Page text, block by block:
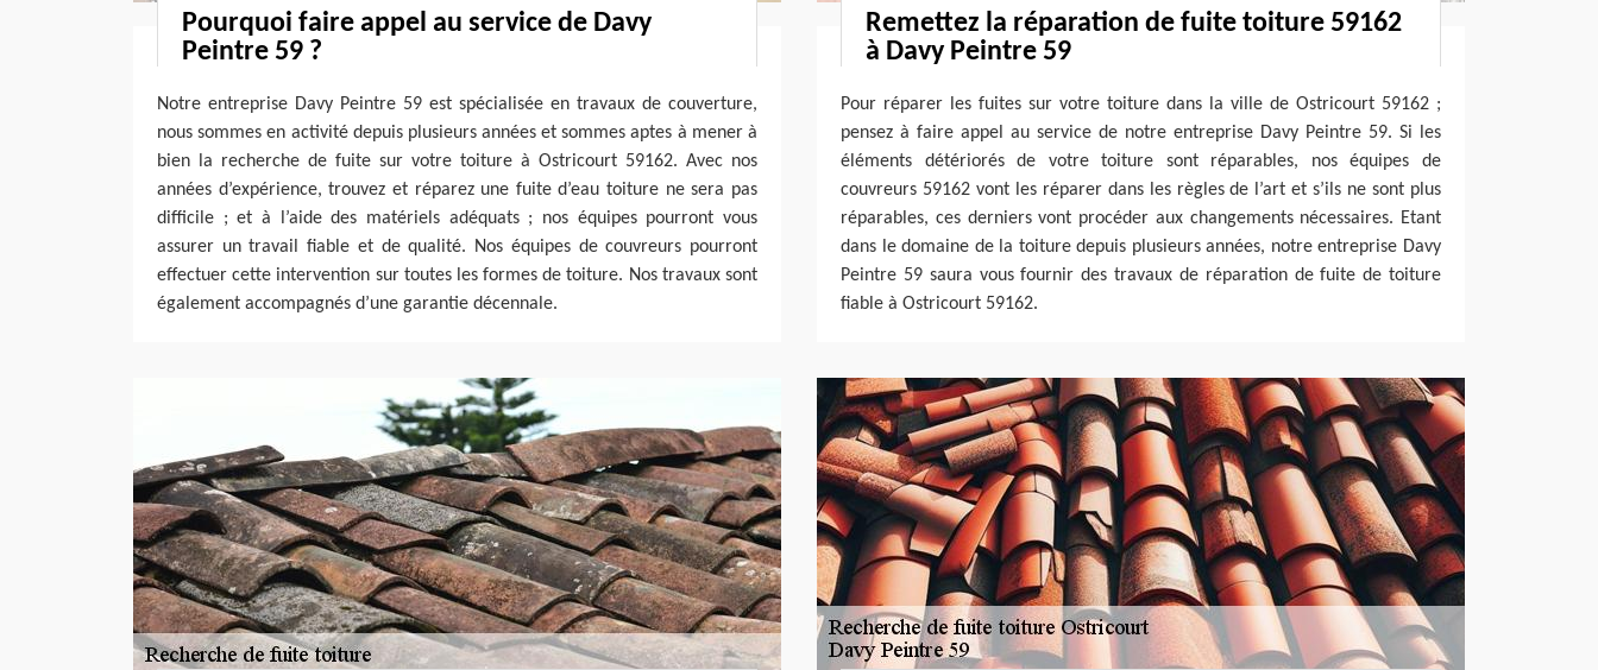
Pourquoi faire appel au service de Davy
Peintre 59 ?
Notre entreprise Davy Peintre 59 est spécialisée en travaux de couverture,
nous sommes en activité depuis plusieurs années et sommes aptes à mener à
bien la recherche de fuite sur votre toiture à Ostricourt 59162. Avec nos
années d’expérience, trouvez et réparez une fuite d’eau toiture ne sera pas
difficile ; et à l’aide des matériels adéquats ; nos équipes pourront vous
assurer un travail fiable et de qualité. Nos équipes de couvreurs pourront
effectuer cette intervention sur toutes les formes de toiture. Nos travaux sont
également accompagnés d’une garantie décennale.
Remettez la réparation de fuite toiture 59162
à Davy Peintre 59
Pour réparer les fuites sur votre toiture dans la ville de Ostricourt 59162 ;
pensez à faire appel au service de notre entreprise Davy Peintre 59. Si les
éléments détériorés de votre toiture sont réparables, nos équipes de
couvreurs 59162 vont les réparer dans les règles de l’art et s’ils ne sont plus
réparables, ces derniers vont procéder aux changements nécessaires. Etant
dans le domaine de la toiture depuis plusieurs années, notre entreprise Davy
Peintre 59 saura vous fournir des travaux de réparation de fuite de toiture
fiable à Ostricourt 59162.